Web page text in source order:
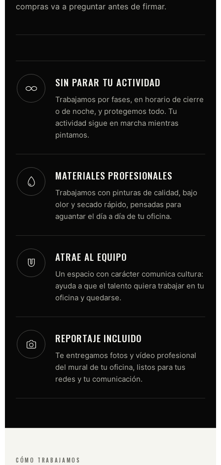
compras va a preguntar antes de firmar.
SIN PARAR TU ACTIVIDAD
Trabajamos por fases, en horario de cierre
o de noche, y protegemos todo. Tu
actividad sigue en marcha mientras
pintamos.
MATERIALES PROFESIONALES
Trabajamos con pinturas de calidad, bajo
olor y secado rápido, pensadas para
aguantar el día a día de tu oficina.
ATRAE AL EQUIPO
Un espacio con carácter comunica cultura:
ayuda a que el talento quiera trabajar en tu
oficina y quedarse.
REPORTAJE INCLUIDO
Te entregamos fotos y vídeo profesional
del mural de tu oficina, listos para tus
redes y tu comunicación.
CÓMO TRABAJAMOS